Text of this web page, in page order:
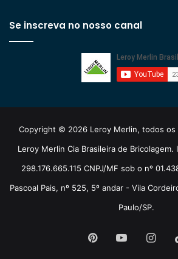
Se inscreva no nosso canal
Copyright © 2026 Leroy Merlin, todos os
Leroy Merlin Cia Brasileira de Bricolagem.
298.176.665.115 CNPJ/MF sob o nº
Pascoal Pais, nº 525, 5º andar - Vila
Paulo/SP.
PinterestYouTube